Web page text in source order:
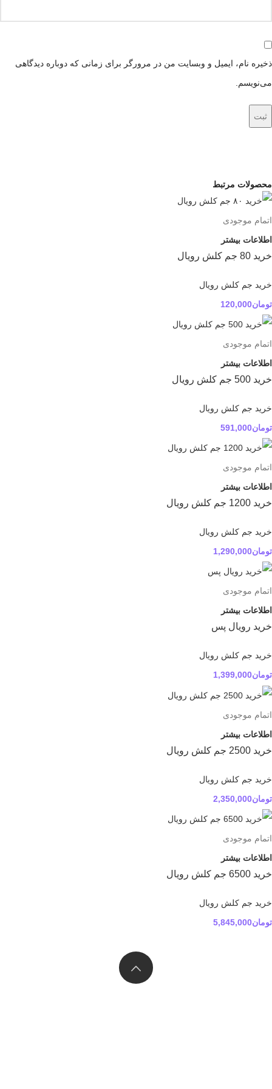
ذخیره نام، ایمیل و وبسایت من در مرورگر برای زمانی که دوباره دیدگاهی
می‌نویسم.
محصولات مرتبط
اتمام موجودی
اطلاعات بیشتر
خرید 80 جم کلش رویال
خرید جم کلش رویال
تومان120,000
اتمام موجودی
اطلاعات بیشتر
خرید 500 جم کلش رویال
خرید جم کلش رویال
تومان591,000
اتمام موجودی
اطلاعات بیشتر
خرید 1200 جم کلش رویال
خرید جم کلش رویال
تومان1,290,000
اتمام موجودی
اطلاعات بیشتر
خرید رویال پس
خرید جم کلش رویال
تومان1,399,000
اتمام موجودی
اطلاعات بیشتر
خرید 2500 جم کلش رویال
خرید جم کلش رویال
تومان2,350,000
اتمام موجودی
اطلاعات بیشتر
خرید 6500 جم کلش رویال
خرید جم کلش رویال
تومان5,845,000